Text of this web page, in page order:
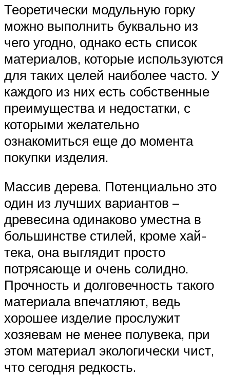
Теоретически модульную горку
можно выполнить буквально из
чего угодно, однако есть список
материалов, которые используются
для таких целей наиболее часто. У
каждого из них есть собственные
преимущества и недостатки, с
которыми желательно
ознакомиться еще до момента
покупки изделия.
Массив дерева. Потенциально это
один из лучших вариантов –
древесина одинаково уместна в
большинстве стилей, кроме хай-
тека, она выглядит просто
потрясающе и очень солидно.
Прочность и долговечность такого
материала впечатляют, ведь
хорошее изделие прослужит
хозяевам не менее полувека, при
этом материал экологически чист,
что сегодня редкость.